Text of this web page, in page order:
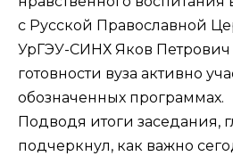
с Русской Православной
УрГЭУ-СИНХ Яков
готовности вуза активно
обозначенных программах.
Подводя итоги заседания,
подчеркнул, как важно